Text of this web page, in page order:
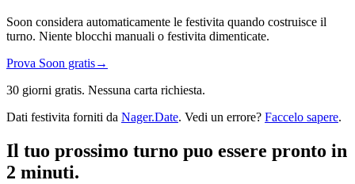
Soon considera automaticamente le festivita quando costruisce il
turno. Niente blocchi manuali o festivita dimenticate.
Prova Soon gratis→
30 giorni gratis. Nessuna carta richiesta.
Dati festivita forniti da Nager.Date. Vedi un errore? Faccelo sapere.
Il tuo prossimo turno puo essere pronto in
2 minuti.